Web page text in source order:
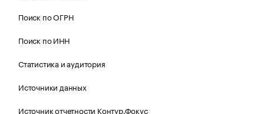
Поиск по ОГРН
Поиск по ИНН
Статистика и аудитория
Источники данных
Источник отчетности Контур.Фокус